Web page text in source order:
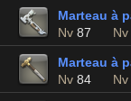
Marteau à
Nv 87
Marteau à
Nv 84